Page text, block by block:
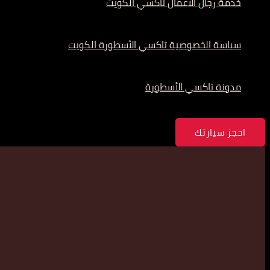
سياسة الخصوصية تاكسي الأسطورة الكويت
مدونة تاكسي الأسطورة
احجز سيارتك